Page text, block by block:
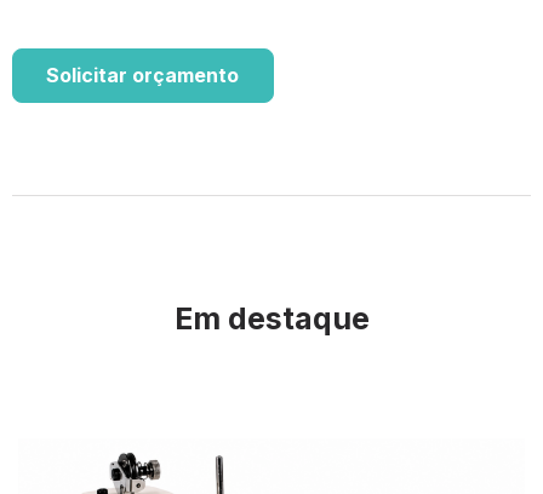
Solicitar orçamento
Em destaque